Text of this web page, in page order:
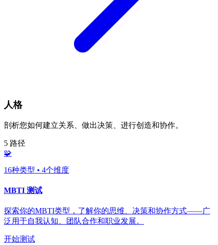
人格
剖析您如何建立关系、做出决策、进行创造和协作。
5 路径
🧩
16种类型 • 4个维度
MBTI 测试
探索你的MBTI类型，了解你的思维、决策和协作方式——广
泛用于自我认知、团队合作和职业发展。
开始测试